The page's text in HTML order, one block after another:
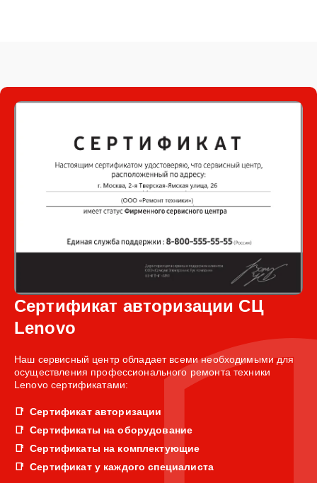
Сертификат авторизации СЦ
Lenovo
Наш сервисный центр обладает всеми необходимыми для
осуществления профессионального ремонта техники
Lenovo сертификатами:
Сертификат авторизации
Сертификаты на оборудование
Сертификаты на комплектующие
Сертификат у каждого специалиста